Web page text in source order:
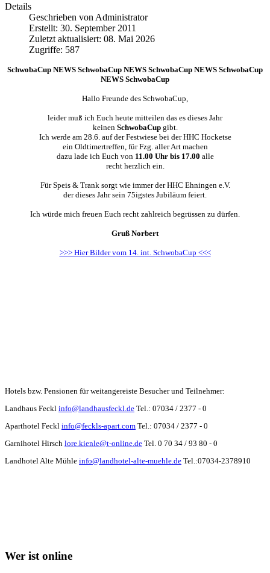
Details
Geschrieben von Administrator
Erstellt: 30. September 2011
Zuletzt aktualisiert: 08. Mai 2026
Zugriffe: 587
SchwobaCup NEWS SchwobaCup NEWS SchwobaCup NEWS SchwobaCup
NEWS SchwobaCup
Hallo Freunde des SchwobaCup,
leider muß ich Euch heute mitteilen das es dieses Jahr
keinen SchwobaCupgibt.
Ich werde am 28.6. auf der Festwiese bei der HHC Hocketse
ein Oldtimertreffen, für Fzg. aller Art machen
dazu lade ich Euch von 11.00 Uhr bis 17.00 alle
recht herzlich ein.
Für Speis & Trank sorgt wie immer der HHC Ehningen e.V.
der dieses Jahr sein 75igstes Jubiläum feiert.
Ich würde mich freuen Euch recht zahlreich begrüssen zu dürfen.
Gruß Norbert
>>> Hier Bilder vom 14. int. SchwobaCup <<<
Hotels bzw. Pensionen für weitangereiste Besucher und Teilnehmer:
Landhaus Feckl info@landhausfeckl.de Tel.: 07034 / 2377 - 0
Aparthotel Feckl info@feckls-apart.com Tel.: 07034 / 2377 - 0
Garnihotel Hirsch lore.kienle@t-online.de Tel. 0 70 34 / 93 80 - 0
Landhotel Alte Mühle info@landhotel-alte-muehle.de Tel.:07034-2378910
Wer ist online